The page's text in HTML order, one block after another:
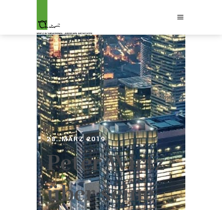
28. MÄRZ 2019
Peter Wirtz
über seine